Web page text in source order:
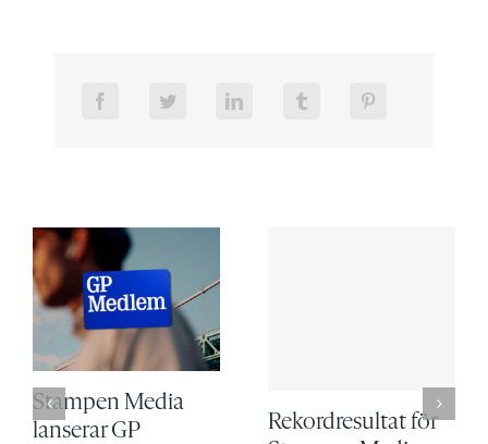
Stampen Media
lanserar GP
Rekordresultat för